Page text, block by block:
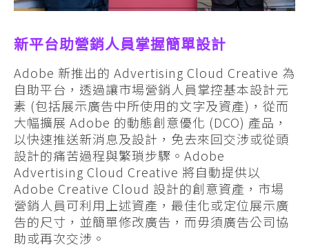
新平台助營銷人員掌握簡單設計
Adobe 新推出的 Advertising Cloud Creative 為
自助平台，透過讓市場營銷人員掌控基本設計元
素 (包括展示廣告中所使用的文字及資產)，從而
大幅擴展 Adobe 的動態創意優化 (DCO) 產品，
以快速推送新消息及設計，免去來回交涉或從頭
設計的痛苦過程與繁瑣步驟。Adobe
Advertising Cloud Creative 將自動提供以
Adobe Creative Cloud 設計的創意資產，市場
營銷人員可利用上述資產，最佳化或定位展示廣
告的尺寸，並簡單修改廣告，而毋須廣告公司協
助或再次交涉。